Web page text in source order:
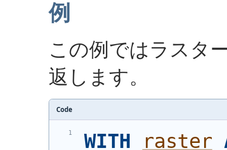
例
この例ではラスタ
返します。
Code
WITH raster